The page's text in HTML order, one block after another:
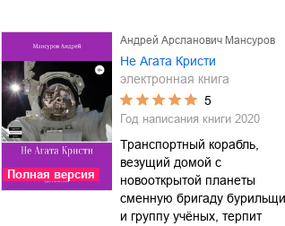
Полная версия
Андрей Арсланович Мансуров
Не Агата Кристи
электронная книга
5
Год написания книги 2020
Транспортный корабль,
везущий домой с
новооткрытой планеты
сменную бригаду
и группу учёных, терпит